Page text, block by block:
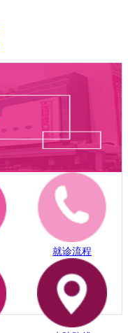
就诊流程